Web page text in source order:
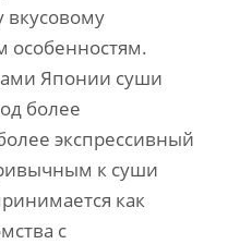
вкусовому
особенностям.
Японии суши
более
экспрессивный
к суши
как
с